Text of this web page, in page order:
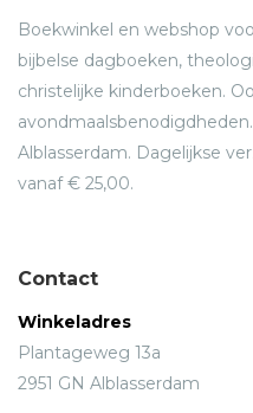
Boekwinkel en webshop
bijbelse dagboeken,
christelijke kinderboeken.
Alblasserdam. Dagelijkse
vanaf € 25,00.
Contact
Winkeladres
Plantageweg 13a
2951 GN Alblasserdam